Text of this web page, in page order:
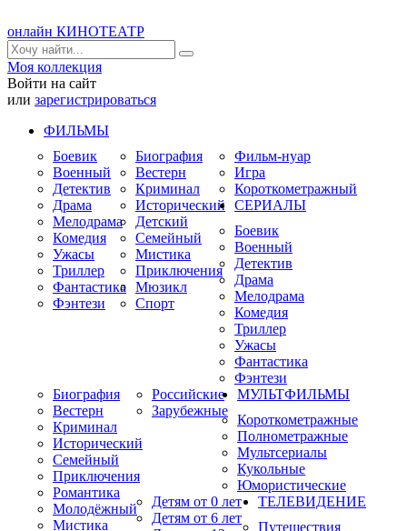
онлайн КИНОТЕАТР
Моя коллекция
Войти на сайт
или зарегистрироваться
ФИЛЬМЫ
Боевик
Военный
Детектив
Драма
Мелодрама
Комедия
Ужасы
Триллер
Фантастика
Фэнтези
Биография
Вестерн
Криминал
Исторический
Детский
Семейный
Мистика
Приключения
Мюзикл
Спорт
Фильм-нуар
Игра
Короткометражный
СЕРИАЛЫ
Боевик
Военный
Детектив
Драма
Мелодрама
Комедия
Триллер
Ужасы
Фантастика
Фэнтези
Биография
Вестерн
Криминал
Исторический
Семейный
Приключения
Романтика
Молодёжный
Мистика
Российские
Зарубежные
МУЛЬТФИЛЬМЫ
Короткометражные
Полнометражные
Мультсериалы
Кукольные
Юмористические
Детям от 0 лет
Детям от 6 лет
ТЕЛЕВИДЕНИЕ
Путешествия